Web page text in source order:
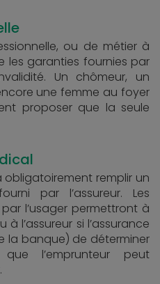
ou de métier à
les garanties fournies par
Un chômeur, un
une femme au foyer
proposer que la seule
remplir un
par l’assureur. Les
l’usager permettront à
l’assureur si l’assurance
la banque) de déterminer
l’emprunteur peut